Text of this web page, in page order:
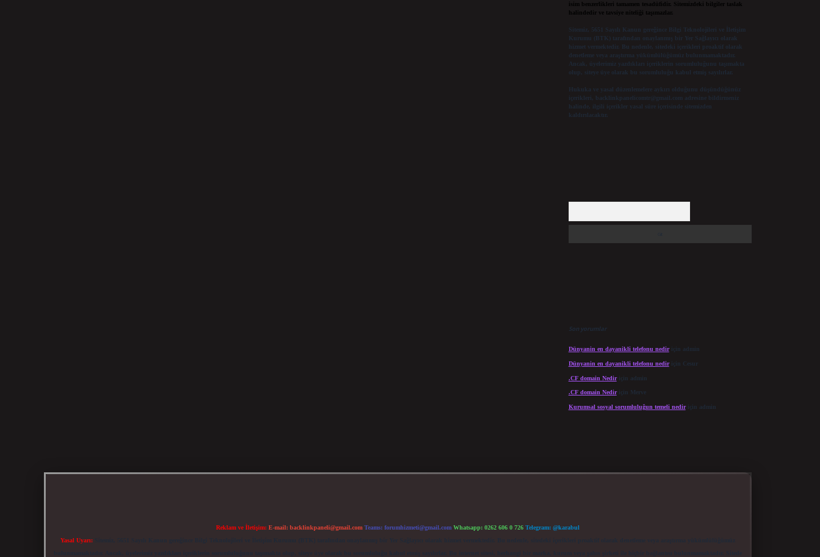
isim benzerlikleri tamamen tesadüfidir. Sitemizdeki bilgiler taslak
halindedir ve tavsiye niteliği taşımazlar.
Sitemiz, 5651 Sayılı Kanun gereğince Bilgi Teknolojileri ve İletişim
Kurumu (BTK) tarafından onaylanmış bir Yer Sağlayıcı olarak
hizmet vermektedir. Bu nedenle, sitedeki içerikleri proaktif olarak
denetleme veya araştırma yükümlülüğümüz bulunmamaktadır.
Ancak, üyelerimiz yazdıkları içeriklerin sorumluluğunu taşımakta
olup, siteye üye olarak bu sorumluluğu kabul etmiş sayılırlar.
Hukuka ve yasal düzenlemelere aykırı olduğunu düşündüğünüz
içerikleri,
backlinkpanelicomtr@gmail.comadresine bildirmeniz
halinde, ilgili içerikler yasal süre içerisinde sitemizden
kaldırılacaktır.
Son yorumlar
Dünyanin en dayanikli telefonu nediriçin admin
Dünyanin en dayanikli telefonu nediriçin Cesur
.CF domain Nediriçin admin
.CF domain Nediriçin Merve
Kurumsal sosyal sorumluluğun temeli nediriçin admin
Reklam ve İletişim: E-mail: backlinkpaneli@gmail.com Teams: forumhizmeti@gmail.com Whatsapp: 0262 606 0 726 Telegram: @karabul
Yasal Uyarı: